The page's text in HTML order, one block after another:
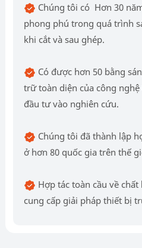
Chúng tôi có Hơn 30
phong phú trong quá trình
khi cắt và sau ghép.
Có được hơn 50 bằng
trữ toàn diện của công
đầu tư vào nghiên cứu.
Chúng tôi đã thành lập
ở hơn 80 quốc gia trên thế
Hợp tác toàn cầu về
cung cấp giải pháp thiết bị